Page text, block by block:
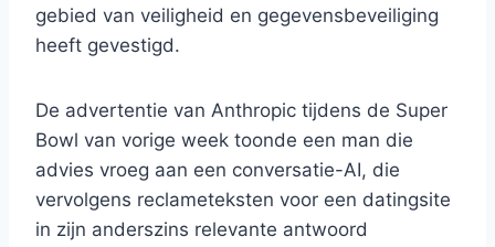
gebied van veiligheid en gegevensbeveiliging
heeft gevestigd.
De advertentie van Anthropic tijdens de Super
Bowl van vorige week toonde een man die
advies vroeg aan een conversatie-AI, die
vervolgens reclameteksten voor een datingsite
in zijn anderszins relevante antwoord